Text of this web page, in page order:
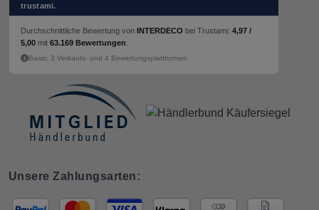
trustami.
Durchschnittliche Bewertung von INTERDECO bei Trustami: 4,97 /
5,00 mit 63.169 Bewertungen
Basis: 3 Verkaufs- und 4 Bewertungsplattformen
Unsere Zahlungsarten: